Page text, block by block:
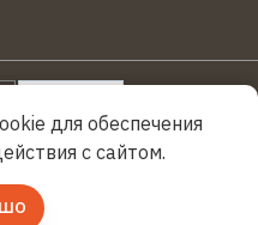
для обеспечения
с сайтом.